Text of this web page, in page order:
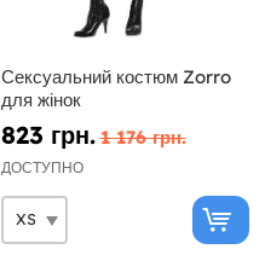
Сексуальний костюм Zorro
для жінок
823 грн. 1 176 грн.
ДОСТУПНО